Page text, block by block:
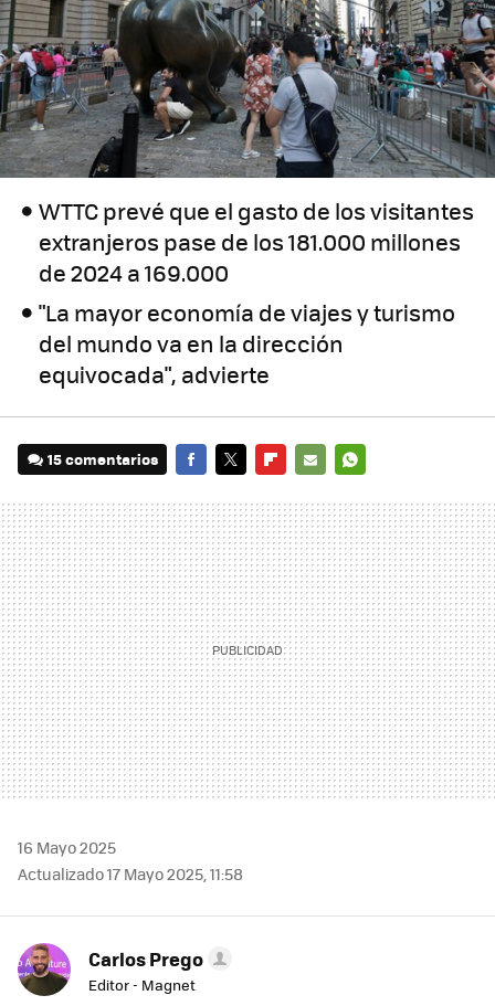
WTTC prevé que el gasto de los visitantes
extranjeros pase de los 181.000 millones
de 2024 a 169.000
"La mayor economía de viajes y turismo
del mundo va en la dirección
equivocada", advierte
15 comentarios
MAIL
16 Mayo 2025
Actualizado 17 Mayo 2025, 11:58
Carlos Prego
Editor - Magnet